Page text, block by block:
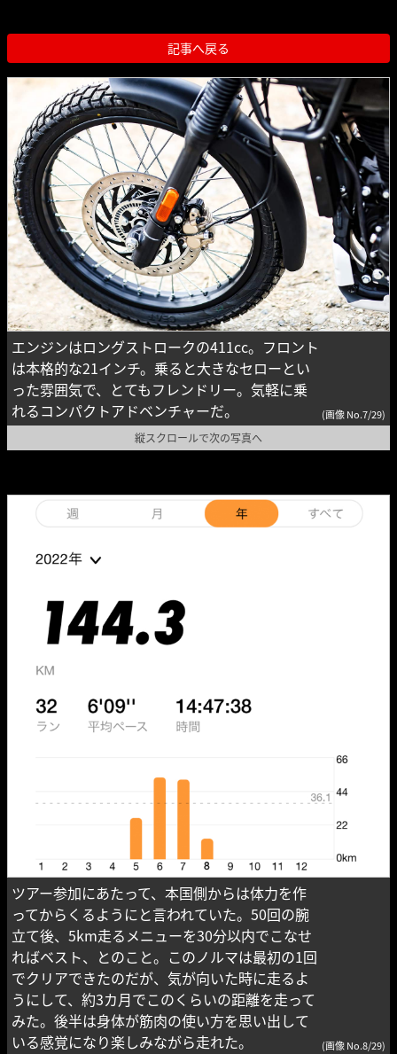
記事へ戻る
エンジンはロングストロークの411cc。フロント
は本格的な21インチ。乗ると大きなセローとい
った雰囲気で、とてもフレンドリー。気軽に乗
れるコンパクトアドベンチャーだ。
(画像 No.7/29)
縦スクロールで次の写真へ
ツアー参加にあたって、本国側からは体力を作
ってからくるようにと言われていた。50回の腕
立て後、5km走るメニューを30分以内でこなせ
ればベスト、とのこと。このノルマは最初の1回
でクリアできたのだが、気が向いた時に走るよ
うにして、約3カ月でこのくらいの距離を走って
みた。後半は身体が筋肉の使い方を思い出して
いる感覚になり楽しみながら走れた。
(画像 No.8/29)